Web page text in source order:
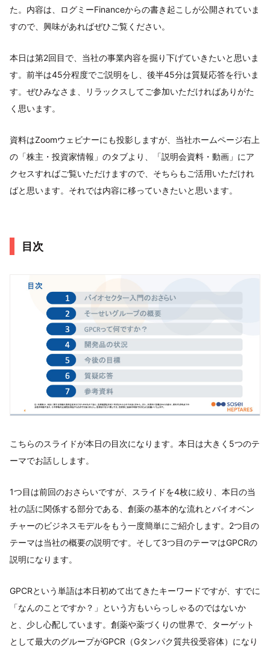
た。内容は、ログミーFinanceからの書き起こしが公開されていま
すので、興味があればぜひご覧ください。
本日は第2回目で、当社の事業内容を掘り下げていきたいと思いま
す。前半は45分程度でご説明をし、後半45分は質疑応答を行いま
す。ぜひみなさま、リラックスしてご参加いただければありがた
く思います。
資料はZoomウェビナーにも投影しますが、当社ホームページ右上
の「株主・投資家情報」のタブより、「説明会資料・動画」にア
クセスすればご覧いただけますので、そちらもご活用いただけれ
ばと思います。それでは内容に移っていきたいと思います。
目次
こちらのスライドが本日の目次になります。本日は大きく5つのテ
ーマでお話しします。
1つ目は前回のおさらいですが、スライドを4枚に絞り、本日の当
社の話に関係する部分である、創薬の基本的な流れとバイオベン
チャーのビジネスモデルをもう一度簡単にご紹介します。2つ目の
テーマは当社の概要の説明です。そして3つ目のテーマはGPCRの
説明になります。
GPCRという単語は本日初めて出てきたキーワードですが、すでに
「なんのことですか？」という方もいらっしゃるのではないか
と、少し心配しています。創薬や薬づくりの世界で、ターゲット
として最大のグループがGPCR（Gタンパク質共役受容体）になり